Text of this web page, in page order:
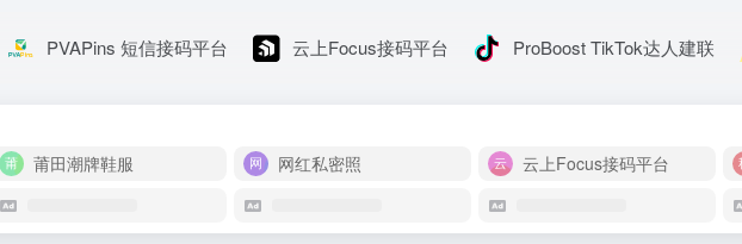
PVAPins 短信接码平台 云上Focus接码平台 ProBoost TikTok达人建联
莆田潮牌鞋服 网红私密照
云上Focus接码平台